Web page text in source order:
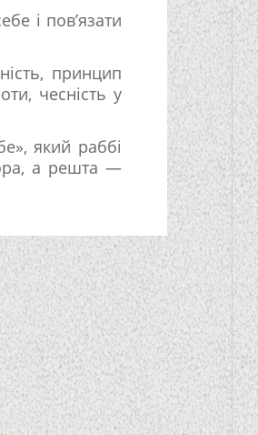
і пов’язати
принцип
чесність у
який раббі
а решта —